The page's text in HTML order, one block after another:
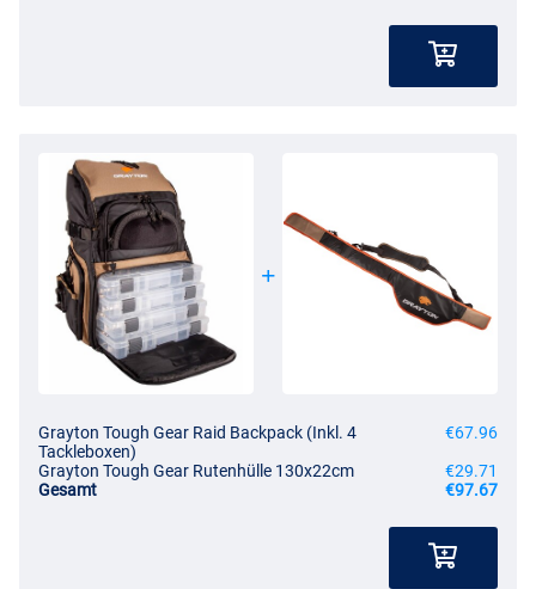
Grayton Tough Gear Raid Backpack (Inkl. 4
Tackleboxen)
€67.96
Grayton Tough Gear Rutenhülle 130x22cm
€29.71
Gesamt
€97.67